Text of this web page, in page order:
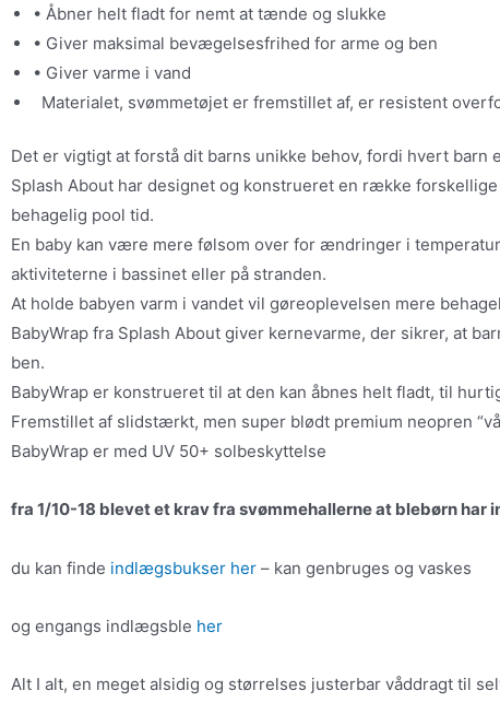
• Åbner helt fladt for nemt at tænde og slukke
• Giver maksimal bevægelsesfrihed for arme og ben
• Giver varme i vand
Materialet, svømmetøjet er fremstillet af, er resistent
Det er vigtigt at forstå dit barns unikke behov, fordi hvert barn
Splash About har designet og konstrueret en række
behagelig pool tid.
En baby kan være mere følsom over for ændringer i
aktiviteterne i bassinet eller på stranden.
At holde babyen varm i vandet vil gøreoplevelsen mere
BabyWrap fra Splash About giver kernevarme, der sikrer, at
ben.
BabyWrap er konstrueret til at den kan åbnes helt fladt, til
Fremstillet af slidstærkt, men super blødt premium neopren
BabyWrap er med UV 50+ solbeskyttelse
fra 1/10-18 blevet et krav fra svømmehallerne at blebørn
du kan finde indlægsbukser her – kan genbruges og vaskes
og engangs indlægsble her
Alt I alt, en meget alsidig og størrelses justerbar våddragt til